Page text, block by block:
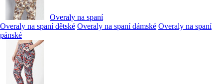
Overaly na spaní
Overaly na spaní dětské Overaly na spaní dámské Overaly na spaní
pánské